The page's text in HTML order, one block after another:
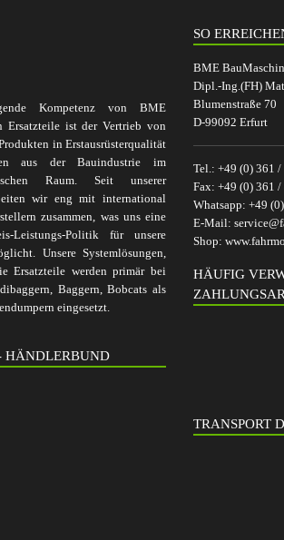
Kompetenz von BME
Ersatzteile ist der Vertrieb von
in Erstausrüsterqualität
aus der Bauindustrie im
Raum. Seit unserer
wir eng mit international
zusammen, was uns eine
Leistungs-Politik für unsere
Unsere Systemlösungen,
Ersatzteile werden primär bei
Baggern, Bobcats als
eingesetzt.
HÄNDLERBUND
SO
BME
Dipl.-Ing.(FH)
Blumenstraße 70
D-99092 Erfurt
Tel.: +49 (0) 361
Fax: +49 (0) 361
Whatsapp: +49
E-Mail:
Shop:
HÄUFIG
TRANSPORT